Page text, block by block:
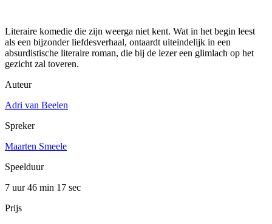
Literaire komedie die zijn weerga niet kent. Wat in het begin leest
als een bijzonder liefdesverhaal, ontaardt uiteindelijk in een
absurdistische literaire roman, die bij de lezer een glimlach op het
gezicht zal toveren.
Auteur
Adri van Beelen
Spreker
Maarten Smeele
Speelduur
7 uur 46 min 17 sec
Prijs